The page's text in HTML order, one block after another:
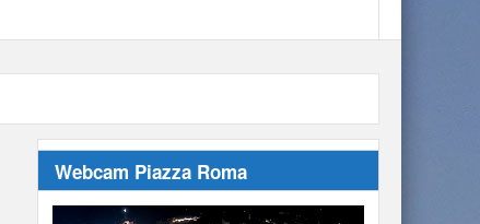
Webcam Piazza Roma